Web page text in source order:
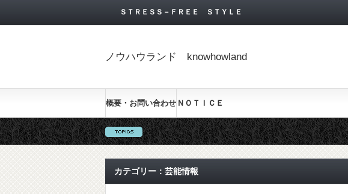
ＳＴＲＥＳＳ－ＦＲＥＥ ＳＴＹＬＥ
ノウハウランド knowhowland
概要・お問い合わせ ＮＯＴＩＣＥ
カテゴリー：芸能情報